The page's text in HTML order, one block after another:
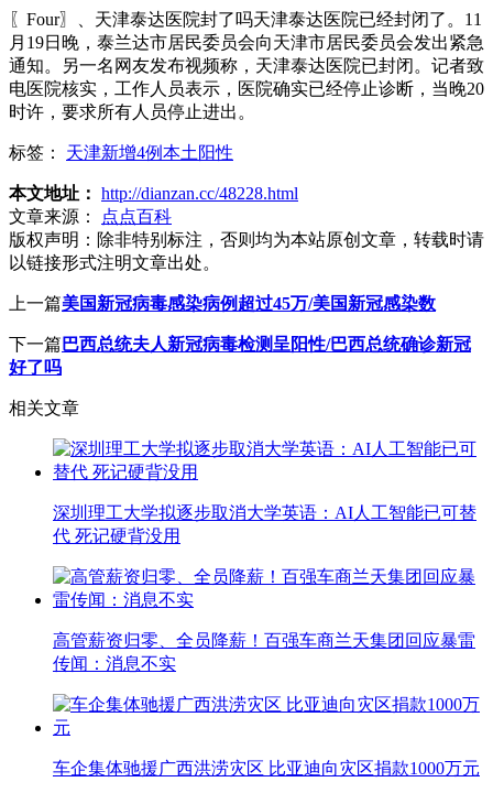
〖Four〗、天津泰达医院封了吗天津泰达医院已经封闭了。11
月19日晚，泰兰达市居民委员会向天津市居民委员会发出紧急
通知。另一名网友发布视频称，天津泰达医院已封闭。记者致
电医院核实，工作人员表示，医院确实已经停止诊断，当晚20
时许，要求所有人员停止进出。
标签： 天津新增4例本土阳性
本文地址： http://dianzan.cc/48228.html
文章来源：
点点百科
版权声明： 除非特别标注，否则均为本站原创文章，转载时请
以链接形式注明文章出处。
上一篇美国新冠病毒感染病例超过45万/美国新冠感染数
下一篇 巴西总统夫人新冠病毒检测呈阳性/巴西总统确诊新冠
好了吗
相关文章
深圳理工大学拟逐步取消大学英语：AI人工智能已可替
代 死记硬背没用
高管薪资归零、全员降薪！百强车商兰天集团回应暴雷
传闻：消息不实
车企集体驰援广西洪涝灾区 比亚迪向灾区捐款1000万元